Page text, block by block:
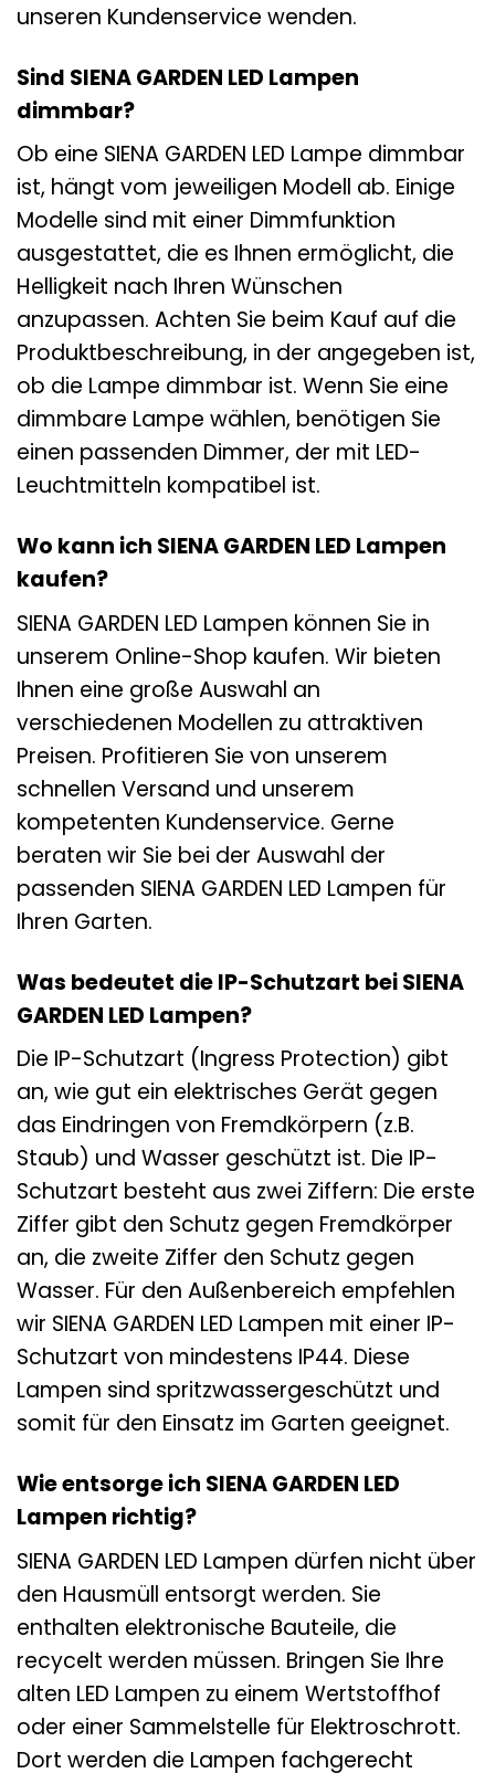
unseren Kundenservice wenden.
Sind SIENA GARDEN LED Lampen
dimmbar?
Ob eine SIENA GARDEN LED Lampe dimmbar
ist, hängt vom jeweiligen Modell ab. Einige
Modelle sind mit einer Dimmfunktion
ausgestattet, die es Ihnen ermöglicht, die
Helligkeit nach Ihren Wünschen
anzupassen. Achten Sie beim Kauf auf die
Produktbeschreibung, in der angegeben ist,
ob die Lampe dimmbar ist. Wenn Sie eine
dimmbare Lampe wählen, benötigen Sie
einen passenden Dimmer, der mit LED-
Leuchtmitteln kompatibel ist.
Wo kann ich SIENA GARDEN LED Lampen
kaufen?
SIENA GARDEN LED Lampen können Sie in
unserem Online-Shop kaufen. Wir bieten
Ihnen eine große Auswahl an
verschiedenen Modellen zu attraktiven
Preisen. Profitieren Sie von unserem
schnellen Versand und unserem
kompetenten Kundenservice. Gerne
beraten wir Sie bei der Auswahl der
passenden SIENA GARDEN LED Lampen für
Ihren Garten.
Was bedeutet die IP-Schutzart bei SIENA
GARDEN LED Lampen?
Die IP-Schutzart (Ingress Protection) gibt
an, wie gut ein elektrisches Gerät gegen
das Eindringen von Fremdkörpern (z.B.
Staub) und Wasser geschützt ist. Die IP-
Schutzart besteht aus zwei Ziffern: Die erste
Ziffer gibt den Schutz gegen Fremdkörper
an, die zweite Ziffer den Schutz gegen
Wasser. Für den Außenbereich empfehlen
wir SIENA GARDEN LED Lampen mit einer IP-
Schutzart von mindestens IP44. Diese
Lampen sind spritzwassergeschützt und
somit für den Einsatz im Garten geeignet.
Wie entsorge ich SIENA GARDEN LED
Lampen richtig?
SIENA GARDEN LED Lampen dürfen nicht über
den Hausmüll entsorgt werden. Sie
enthalten elektronische Bauteile, die
recycelt werden müssen. Bringen Sie Ihre
alten LED Lampen zu einem Wertstoffhof
oder einer Sammelstelle für Elektroschrott.
Dort werden die Lampen fachgerecht